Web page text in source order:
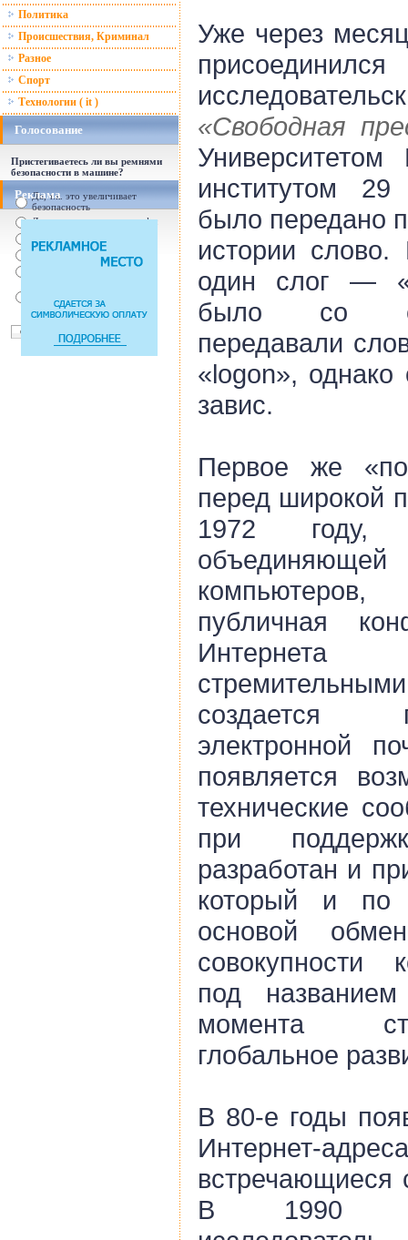
Политика
Происшествия, Криминал
Разное
Спорт
Технологии ( it )
Голосование
Пристегиваетесь ли вы ремнями
безопасности в машине?
Да, т.к. это увеличивает
безопасность
Да, т.к. увеличились штрафы
Нет, с ремнем не удобно
Нет, Я уверен в себе
пристегива
Реклама
Уже через
«Свободная
институтом
было передано
истории
один слог —
было со
передавали
«logon»,
завис.
Первое же
перед широкой
1972
публичная
создается
электронной
появляется
технические
при
разработан и
который и по
основой
совокупности
под
момента
глобальное
В 80-е годы
Интернет-
встречающиеся
В 1990